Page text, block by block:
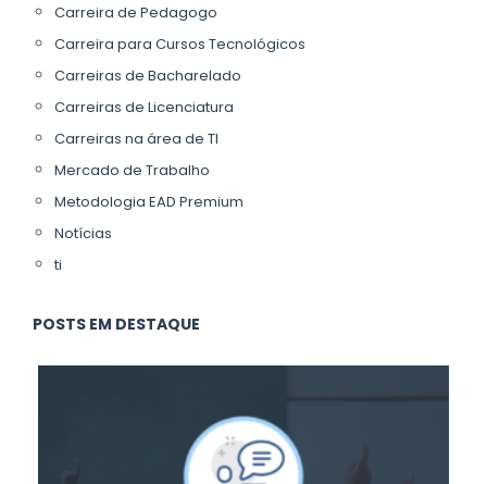
Carreira de Pedagogo
Carreira para Cursos Tecnológicos
Carreiras de Bacharelado
Carreiras de Licenciatura
Carreiras na área de TI
Mercado de Trabalho
Metodologia EAD Premium
Notícias
ti
POSTS EM DESTAQUE